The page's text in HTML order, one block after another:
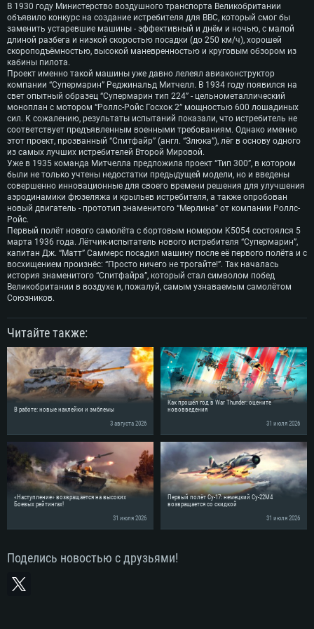
В 1930 году Министерство воздушного транспорта Великобритании
объявило конкурс на создание истребителя для ВВС, который смог бы
заменить устаревшие машины - эффективный и днём и ночью, с малой
длиной разбега и низкой скоростью посадки (до 250 км/ч), хорошей
скороподъёмностью, высокой маневренностью и круговым обзором из
кабины пилота.
Проект именно такой машины уже давно лелеял авиаконструктор
компании “Супермарин” Реджинальд Митчелл. В 1934 году появился на
свет опытный образец “Супермарин тип 224” - цельнометаллический
моноплан с мотором “Роллс-Ройс Госхок 2” мощностью 600 лошадиных
сил. К сожалению, результаты испытаний показали, что истребитель не
соответствует предъявленным военными требованиям. Однако именно
этот проект, прозванный “Спитфайр” (англ. “Злюка”), лёг в основу одного
из самых лучших истребителей Второй Мировой.
Уже в 1935 команда Митчелла предложила проект “Тип 300”, в котором
были не только учтены недостатки предыдущей модели, но и введены
совершенно инновационные для своего времени решения для улучшения
аэродинамики фюзеляжа и крыльев истребителя, а также опробован
новый двигатель - прототип знаменитого “Мерлина” от компании Роллс-
Ройс.
Первый полёт нового самолёта с бортовым номером K5054 состоялся 5
марта 1936 года. Лётчик-испытатель нового истребителя “Супермарин”,
капитан Дж. “Матт” Саммерс посадил машину после её первого полёта и с
восхищением произнёс: “Просто ничего не трогайте!”. Так началась
история знаменитого “Спитфайра”, который стал символом побед
Великобритании в воздухе и, пожалуй, самым узнаваемым самолётом
Союзников.
Читайте также:
В работе: новые наклейки и эмблемы
3 августа 2026
Как прошёл год в War Thunder: оцените
нововведения
31 июля 2026
«Наступление» возвращается на высоких
Боевых рейтингах!
31 июля 2026
Первый полёт Су-17: немецкий Су-22М4
возвращается со скидкой
31 июля 2026
Поделись новостью с друзьями!